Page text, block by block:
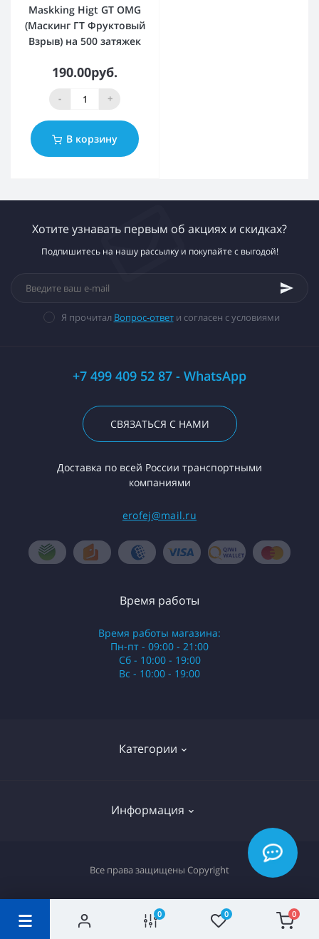
0 0 0
Maskking Higt GT OMG
(Маскинг ГТ Фруктовый
Взрыв) на 500 затяжек
190.00руб.
- +
В корзину
Хотите узнавать первым об акциях и скидках?
Подпишитесь на нашу рассылку и покупайте с выгодой!
Я прочитал Вопрос-ответи согласен с условиями
+7 499 409 52 87 - WhatsApp
СВЯЗАТЬСЯ С НАМИ
Доставка по всей России транспортными
компаниями
erofej@mail.ru
Категории
Российские сигареты
Информация
Вопрос-ответ
Время работы
Время работы магазина:
Пн-пт - 09:00 - 21:00
Сб - 10:00 - 19:00
Вс - 10:00 - 19:00
Все права защищены Copyright